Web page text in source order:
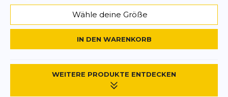
BEWERTUNG HINZUFÜGEN
Dieses Formular ist durch reCAPTCHA geschützt – es gelten die
DatenschutzbestimmungenundNutzungsbedingungenvon
Wähle deine Größe
IN DEN WARENKORB
WEITERE PRODUKTE ENTDECKEN